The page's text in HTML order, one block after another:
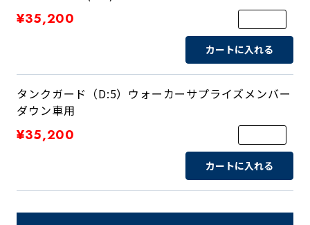
¥35,200
カートに入れる
タンクガード（D:5）ウォーカーサプライズメンバー
ダウン車用
¥35,200
カートに入れる